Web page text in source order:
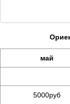
май
5000руб